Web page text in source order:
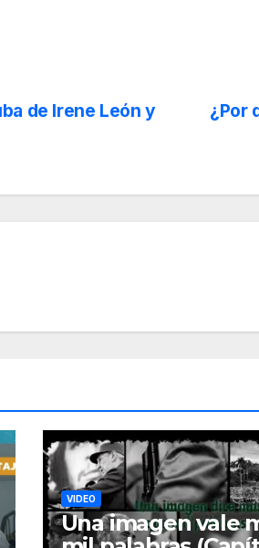
¿Por
de Irene León y
VIDEO
Una imagen vale